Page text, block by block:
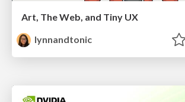
Art, The Web, and Tiny UX
lynnandtonic